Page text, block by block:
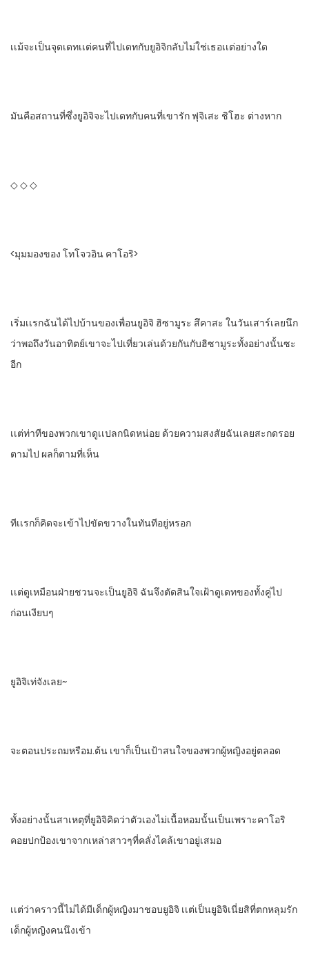
เเม้จะเป็นจุดเดท​เเต่คนที่ไปเดทกับยูอิจิกลับไม่ใช่เธอเเต่อย่างใด
มันคือสถานที่ซึ่งยูอิจิจะไปเดท​กับคนที่เขารัก​ ฟุจิเสะ​ ชิโฮะ​ ต่างหาก
◇ ◇ ◇
<มุมมองของ​ โทโจวอิน​ คาโอริ>
เริ่มเเรก​ฉันได้ไปบ้านของเพื่อนยูอิจิ​ ฮิซามูระ​ สึคาสะ​ ในวันเสาร์เลยนึก
ว่าพอถึงวันอาทิตย์เขาจะไปเที่ยวเล่นด้วยกันกับฮิซามูระทั้งอย่างนั้นซะ
อีก
เเต่ท่าทีของพวกเขาดูเเปลกนิดหน่อย ด้วยความสงสัยฉันเลยสะกดรอย
ตามไป​ ผลก็ตามที่เห็น
ทีเเรกก็คิดจะเข้าไปขัดขวางในทันทีอยู่หรอก
เเต่ดูเหมือนฝ่ายชวนจะเป็นยูอิจิ​ ฉันจึงตัดสินใจเฝ้าดูเดทของทั้งคู่ไป
ก่อนเงียบๆ
ยูอิจิเท่จังเลย~
จะตอนประถมหรือม.ต้น​ เขาก็เป็นเป้าสนใจของพวกผู้หญิงอยู่ตลอด
ทั้งอย่างนั้นสาเหตุที่ยูอิจิคิดว่าตัวเองไม่เนื้อหอมนั้นเป็นเพราะคาโอริ
คอยปกป้องเขาจากเหล่าสาวๆที่คลั่งไคล้​เขาอยู่เสมอ
เเต่ว่าคราวนี้ไม่ได้มีเด็กผู้หญิงมาชอบยูอิจิ​ เเต่เป็นยูอิจิเนี่ยสิที่ตกหลุมรัก
เด็กผู้หญิงคนนึงเข้า